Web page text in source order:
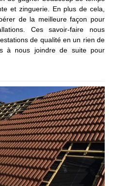
et zinguerie. En plus de cela,
de la meilleure façon pour
Ces savoir-faire nous
de qualité en un rien de
à nous joindre de suite pour